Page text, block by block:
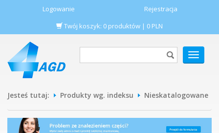
Logowanie
Rejestracja
Twój koszyk: 0 produktów | 0 PLN
POKAŻ
MENU
Jesteś tutaj: Produkty wg. indeksu Nieskatalogowane